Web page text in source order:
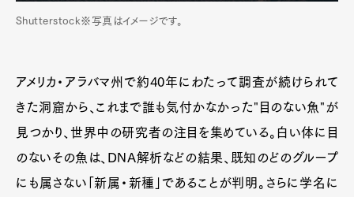
Shutterstock※写真はイメージです。
アメリカ・アラバマ州で約40年にわたって調査が続けられて
きた洞窟から、これまで誰も気付かなかった"目のない魚"が
見つかり、世界中の研究者の注目を集めている。白い体に目
のないその魚は、DNA解析などの結果、既知のどのグループ
にも属さない「新属・新種」であることが判明。さらに学名に